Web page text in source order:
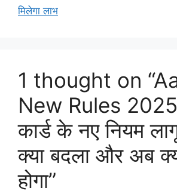
मिलेगा लाभ
1 thought on
New Rules
कार्ड के नए नियम
क्या बदला और अब
होगा”